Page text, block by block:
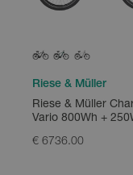
Riese & Müller
Riese & Müller
Vario 800Wh +
€ 6736.00